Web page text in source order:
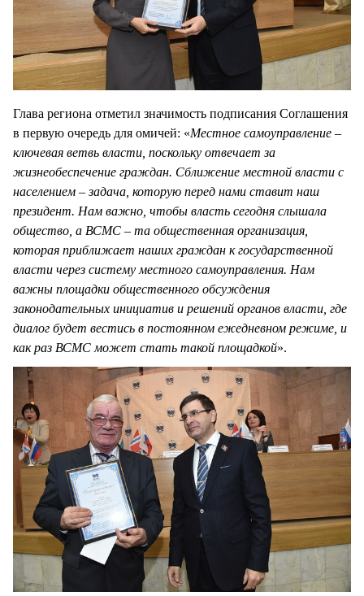
Глава региона отметил значимость подписания Соглашения
в первую очередь для омичей: «Местное самоуправление –
ключевая ветвь власти, поскольку отвечает за
жизнеобеспечение граждан. Сближение местной власти с
населением – задача, которую перед нами ставит наш
президент. Нам важно, чтобы власть сегодня слышала
общество, а ВСМС – та общественная организация,
которая приближает наших граждан к государственной
власти через систему местного самоуправления. Нам
важны площадки общественного обсуждения
законодательных инициатив и решений органов власти, где
диалог будет вестись в постоянном ежедневном режиме, и
как раз ВСМС может стать такой площадкой».